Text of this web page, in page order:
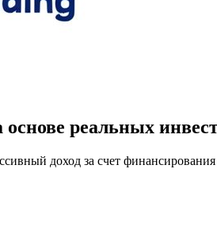
основе реальных
доход за счет